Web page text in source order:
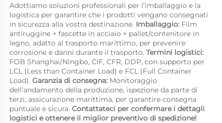
Adottiamo soluzioni professionali per l’imballaggio e la
logistica per garantire che i prodotti vengano consegnati
in sicurezza alla vostra destinazione. Imballaggio: Film
antiruggine + fascette in acciaio + pallet/contenitore in
legno, adatto al trasporto marittimo, per prevenire
corrosione e danni durante il trasporto.
FOB Shanghai/Ningbo, CIF, CFR, DDP, con supporto per
LCL (Less than Container Load) e FCL (Full Container
Load). Garanzia di consegna: Monitoraggio
dell’andamento della produzione, ispezione da parte di
terzi, assicurazione marittima, per garantire consegna
puntuale e sicura. Contattateci per confermare i dettagli
logistici e ottenere il miglior preventivo di spedizione!